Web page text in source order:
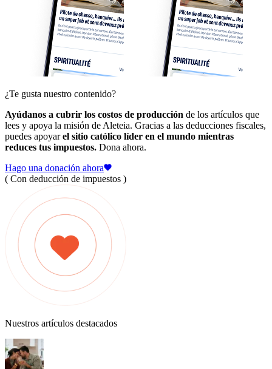
¿Te gusta nuestro contenido?
Ayúdanos a cubrir los costos de producción de los artículos que
lees y apoya la misión de Aleteia. Gracias a las deducciones fiscales,
puedes apoyarel sitio católico líder en el mundo mientras
reduces tus impuestos. Dona ahora.
Hago una donación ahora
( Con deducción de impuestos )
Nuestros artículos destacados